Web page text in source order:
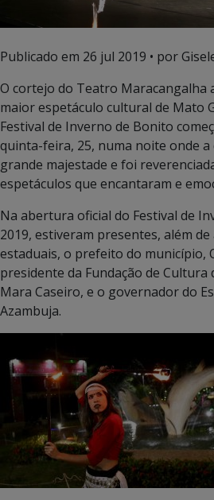
Publicado em 26 jul 2019 • por
O cortejo do Teatro Maracangalha
maior espetáculo cultural de Mato
Festival de Inverno de Bonito
quinta-feira, 25, numa noite onde
grande majestade e foi
espetáculos que encantaram e
Na abertura oficial do Festival de
2019, estiveram presentes, além
estaduais, o prefeito do município,
presidente da Fundação de Cultura
Mara Caseiro, e o governador do
Azambuja.